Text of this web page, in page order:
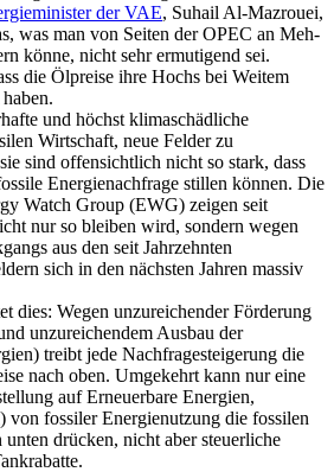
der VAE, Suhail Al-Mazrouei,
was man von Seiten der OPEC an Meh­
könne, nicht sehr ermu­ti­gend sei.
die Ölpreise ihre Hochs bei Weitem
und höchst klimaschädliche
Wirtschaft, neue Felder zu
sind offensichtlich nicht so stark, dass
Energienachfrage stillen können. Die
Watch Group (EWG) zeigen seit
nur so bleiben wird, sondern wegen
aus den seit Jahrzehnten
sich in den nächsten Jahren massiv
dies: Wegen unzureichender Förderung
unzureichendem Ausbau der
treibt jede Nachfragesteigerung die
nach oben. Umgekehrt kann nur eine
auf Erneuerbare Energien,
von fossiler Energienutzung die fossilen
unten drücken, nicht aber steuerliche